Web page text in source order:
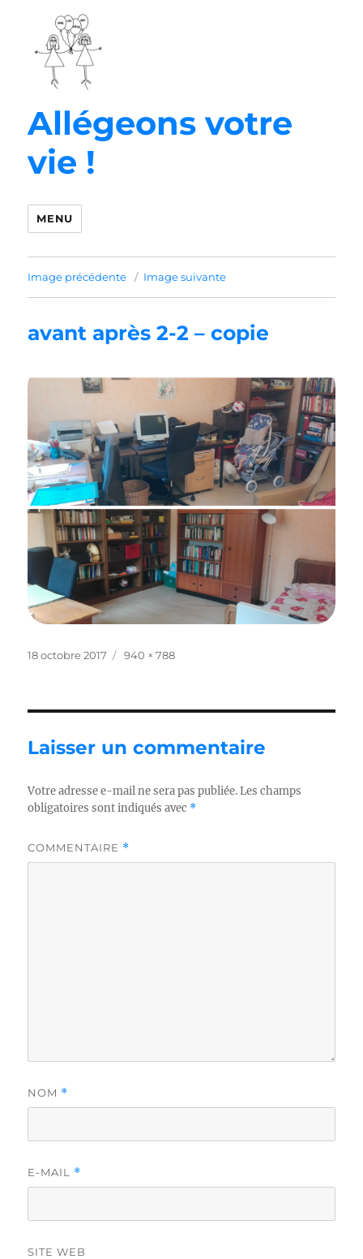
Allégeons votre
vie !
MENU
Image précédente Image suivante
avant après 2-2 – copie
Publié
18 octobre 2017
Taille
940 × 788
Laisser un commentaire
Votre adresse e-mail ne sera pas publiée. Les champs
obligatoires sont indiqués avec *
COMMENTAIRE *
NOM *
E-MAIL *
SITE WEB